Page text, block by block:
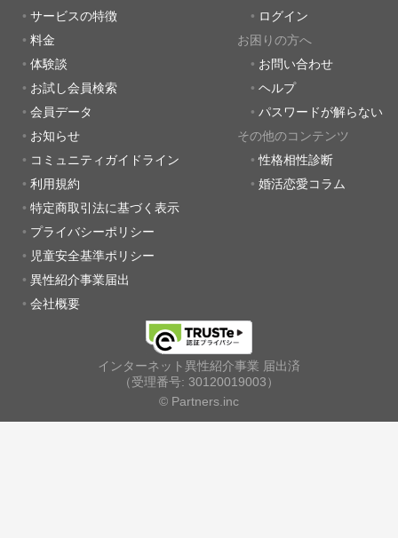
サービスの特徴
料金
体験談
お試し会員検索
会員データ
お知らせ
コミュニティガイドライン
利用規約
特定商取引法に基づく表示
プライバシーポリシー
児童安全基準ポリシー
異性紹介事業届出
会社概要
ログイン
お困りの方へ
お問い合わせ
ヘルプ
パスワードが解らない
その他のコンテンツ
性格相性診断
婚活恋愛コラム
インターネット異性紹介事業 届出済
（受理番号: 30120019003）
© Partners.inc